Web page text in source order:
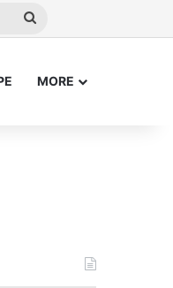
Search
MORE